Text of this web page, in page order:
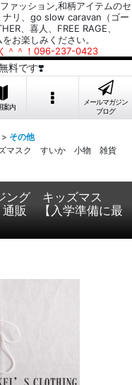
ァッション,和柄アイテムのセ
ナリ、go slow caravan（ゴー
、喜人、FREE RAGE、
お楽しみください。
＾＾！096-237-0423
料です❣️
案内
メールマガジン
ブログ
> その他
ズマスク すいか 小物 雑貨
ング キッズマス
【入学準備に最